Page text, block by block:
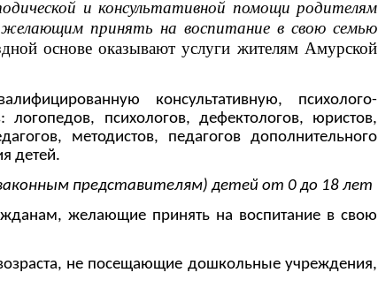
и консультативной помощи родителям
принять на воспитание в свою семью
основе оказывают услуги жителям Амурской
консультативную, психолого-
психологов, дефектологов, юристов,
методистов, педагогов дополнительного
детей.
представителям) детей от 0 до 18 лет
желающие принять на воспитание в свою
не посещающие дошкольные учреждения,